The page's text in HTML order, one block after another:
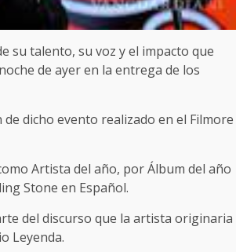
su talento, su voz y el impacto que
de ayer en la entrega de los
dicho evento realizado en el Filmore
Artista del año, por Álbum del año
Stone en Español.
del discurso que la artista originaria
Leyenda.